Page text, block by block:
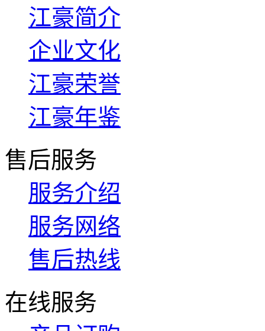
江豪简介
企业文化
江豪荣誉
江豪年鉴
售后服务
服务介绍
服务网络
售后热线
在线服务